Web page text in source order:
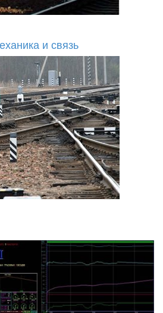
и связь